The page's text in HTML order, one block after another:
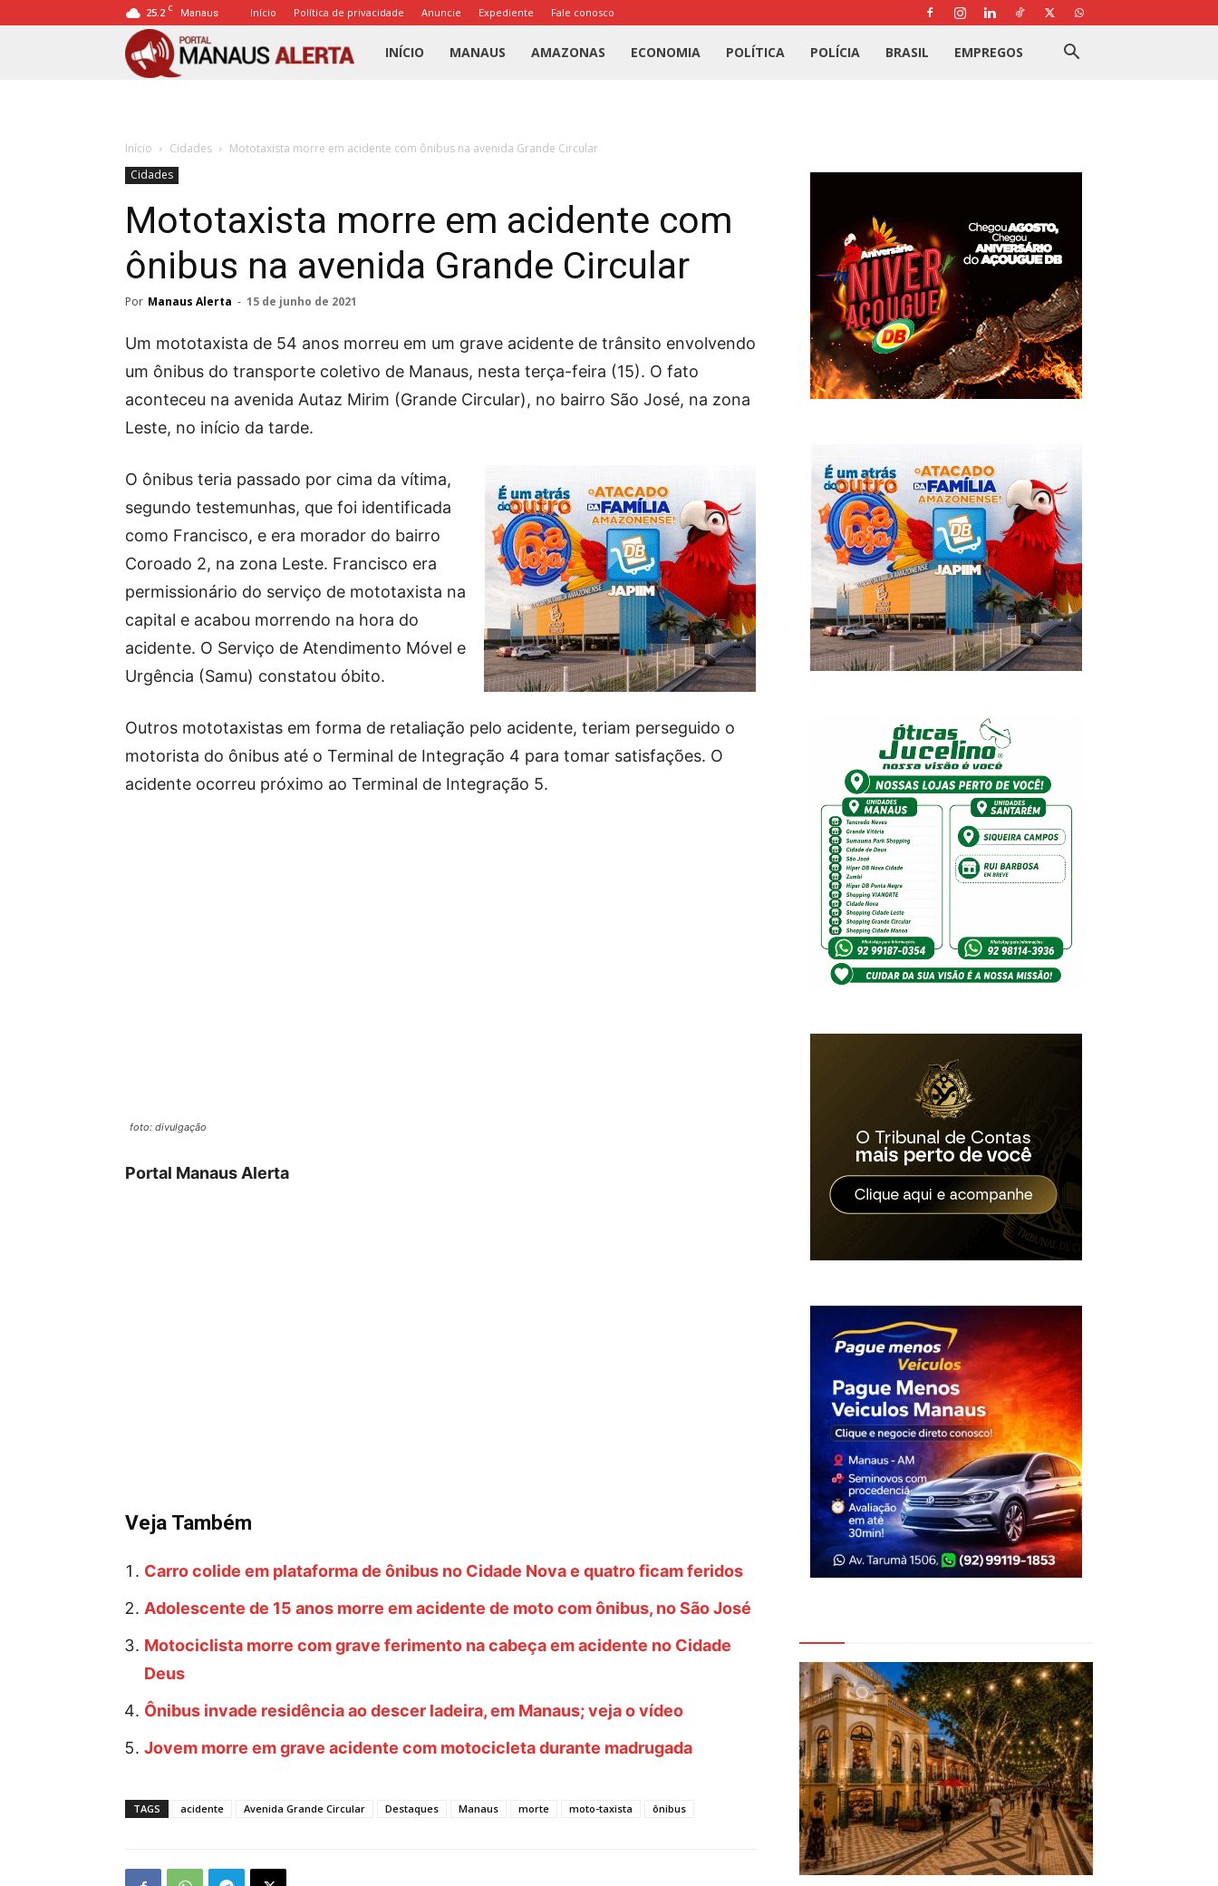
25.2 C Manaus Início Política de privacidade Anuncie Expediente Fale conosco
Portal
INÍCIO MANAUS AMAZONAS ECONOMIA POLÍTICA POLÍCIA BRASIL EMPREGOS
Início Cidades
Mototaxista morre em acidente com ônibus na avenida Grande Circular
Cidades
Mototaxista morre em acidente com
ônibus na avenida Grande Circular
Por Manaus Alerta - 15 de junho de 2021
Um mototaxista de 54 anos morreu em um grave acidente de trânsito envolvendo
um ônibus do transporte coletivo de Manaus, nesta terça-feira (15). O fato
aconteceu na avenida Autaz Mirim (Grande Circular), no bairro São José, na zona
Leste, no início da tarde.
O ônibus teria passado por cima da vítima,
segundo testemunhas, que foi identificada
como Francisco, e era morador do bairro
Coroado 2, na zona Leste. Francisco era
permissionário do serviço de mototaxista na
capital e acabou morrendo na hora do
acidente. O Serviço de Atendimento Móvel e
Urgência (Samu) constatou óbito.
Outros mototaxistas em forma de retaliação pelo acidente, teriam perseguido o
motorista do ônibus até o Terminal de Integração 4 para tomar satisfações. O
acidente ocorreu próximo ao Terminal de Integração 5.
foto: divulgação
Portal Manaus Alerta
Veja Também
Carro colide em plataforma de ônibus no Cidade Nova e quatro ficam feridos
Adolescente de 15 anos morre em acidente de moto com ônibus, no São José
Motociclista morre com grave ferimento na cabeça em acidente no Cidade
Deus
Ônibus invade residência ao descer ladeira, em Manaus; veja o vídeo
Jovem morre em grave acidente com motocicleta durante madrugada
TAGS acidente Avenida Grande Circular Destaques Manaus morte moto-taxista ônibus